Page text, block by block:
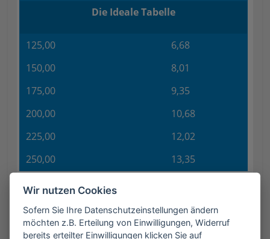
Die Ideale Tabelle
125,00
6,68
150,00
8,01
175,00
9,35
200,00
10,68
225,00
12,02
250,00
13,35
Wechselkurs
1 LSL = 0,0534 Euro
Wir nutzen Cookies
Sofern Sie Ihre Datenschutzeinstellungen ändern
möchten z.B. Erteilung von Einwilligungen, Widerruf
bereits erteilter Einwilligungen klicken Sie auf